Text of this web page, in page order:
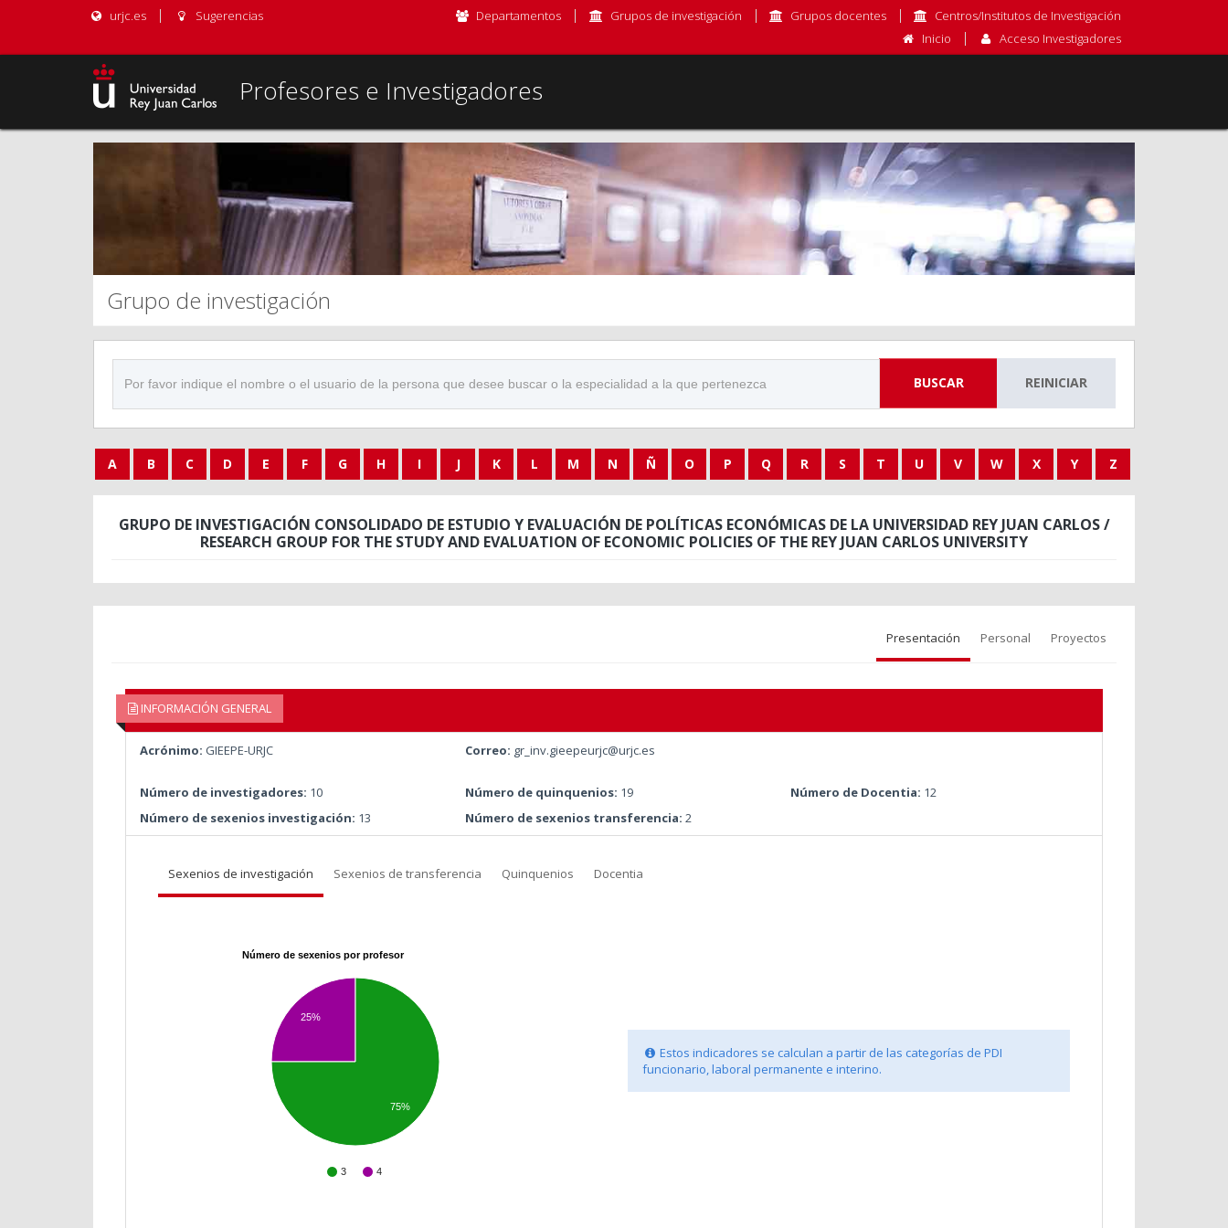
urjc.es Sugerencias Departamentos Grupos de investigación Grupos docentes
Centros/Institutos de Investigación
Inicio
Acceso Investigadores
Profesores e Investigadores
Grupo de investigación
BUSCAR REINICIAR
A B C D E F G H I J K L M N Ñ O P Q R S T U V W X Y Z
GRUPO DE INVESTIGACIÓN CONSOLIDADO DE ESTUDIO Y EVALUACIÓN DE POLÍTICAS ECONÓMICAS DE LA UNIVERSIDAD REY JUAN CARLOS /
RESEARCH GROUP FOR THE STUDY AND EVALUATION OF ECONOMIC POLICIES OF THE REY JUAN CARLOS UNIVERSITY
Presentación Personal Proyectos
INFORMACIÓN GENERAL
Acrónimo: GIEEPE-URJC Correo: gr_inv.gieepeurjc@urjc.es
Número de investigadores: 10 Número de quinquenios: 19 Número de Docentia: 12
Número de sexenios investigación: 13 Número de sexenios transferencia: 2
Sexenios de investigación Sexenios de transferencia Quinquenios Docentia
Número de sexenios por profesor
3 4
25%
75%
Estos indicadores se calculan a partir de las categorías de PDI
funcionario, laboral permanente e interino.